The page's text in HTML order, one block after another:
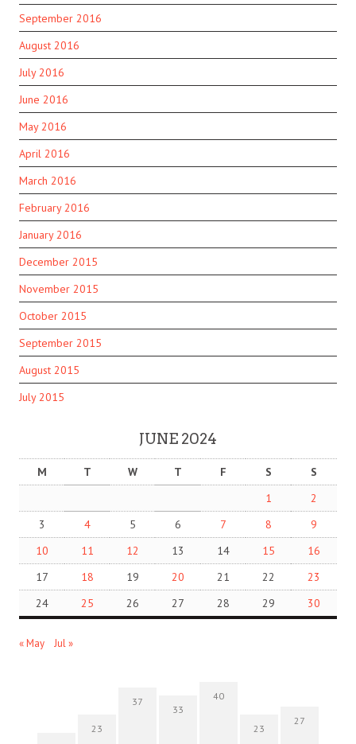
September 2016
August 2016
July 2016
June 2016
May 2016
April 2016
March 2016
February 2016
January 2016
December 2015
November 2015
October 2015
September 2015
August 2015
July 2015
JUNE 2024
M T W T F S
S
1
2
3
4 5 6 7 8
9
10
11 12 13 14 15
16
17
18 19 20 21 22
23
24
25 26 27 28 29 30
« May Jul »
23
37
33
40
23
27